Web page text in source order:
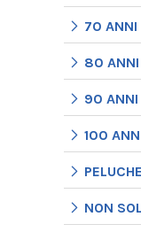
70 ANNI
80 ANNI
90 ANNI
100
NON